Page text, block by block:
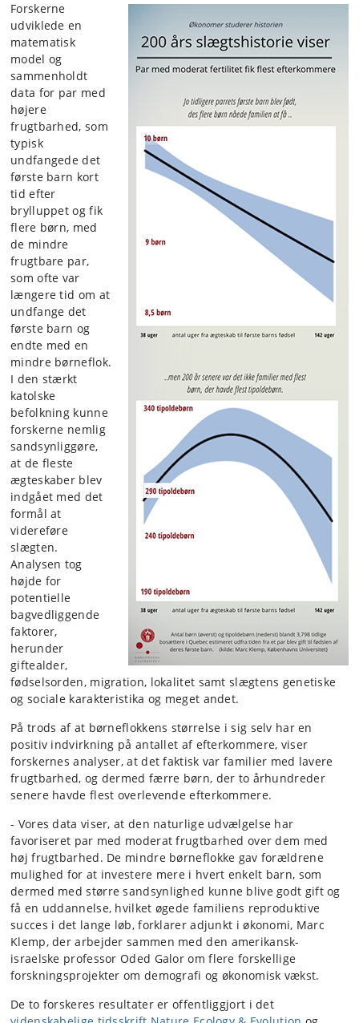
Forskerne
udviklede en
matematisk
model og
sammenholdt
data for par med
højere
frugtbarhed, som
typisk
undfangede det
første barn kort
tid efter
brylluppet og fik
flere børn, med
de mindre
frugtbare par,
som ofte var
længere tid om at
undfange det
første barn og
endte med en
mindre børneflok.
I den stærkt
katolske
befolkning kunne
forskerne nemlig
sandsynliggøre,
at de fleste
ægteskaber blev
indgået med det
formål at
videreføre
slægten.
Analysen tog
højde for
potentielle
bagvedliggende
faktorer,
herunder
giftealder,
fødselsorden, migration, lokalitet samt slægtens genetiske
og sociale karakteristika og meget andet.
På trods af at børneflokkens størrelse i sig selv har en
positiv indvirkning på antallet af efterkommere, viser
forskernes analyser, at det faktisk var familier med lavere
frugtbarhed, og dermed færre børn, der to århundreder
senere havde flest overlevende efterkommere.
- Vores data viser, at den naturlige udvælgelse har
favoriseret par med moderat frugtbarhed over dem med
høj frugtbarhed. De mindre børneflokke gav forældrene
mulighed for at investere mere i hvert enkelt barn, som
dermed med større sandsynlighed kunne blive godt gift og
få en uddannelse, hvilket øgede familiens reproduktive
succes i det lange løb, forklarer adjunkt i økonomi, Marc
Klemp, der arbejder sammen med den amerikansk-
israelske professor Oded Galor om flere forskellige
forskningsprojekter om demografi og økonomisk vækst.
De to forskeres resultater er offentliggjort i det